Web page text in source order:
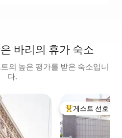
바리의 휴가 숙소
의 높은 평가를 받은 숙소입니
다.
상위 게스트 선호
게스트 선호